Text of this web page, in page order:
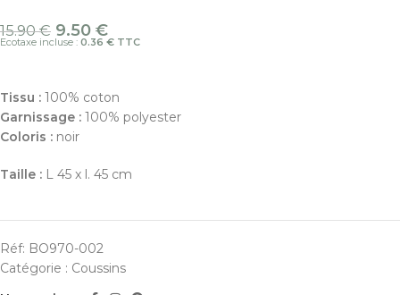
15.90€ 9.50 €
Ecotaxe incluse : 0.36 € TTC
Tissu : 100% coton
Garnissage : 100% polyester
Coloris : noir
Taille : L 45 x l. 45 cm
Réf: BO970-002
Catégorie : Coussins